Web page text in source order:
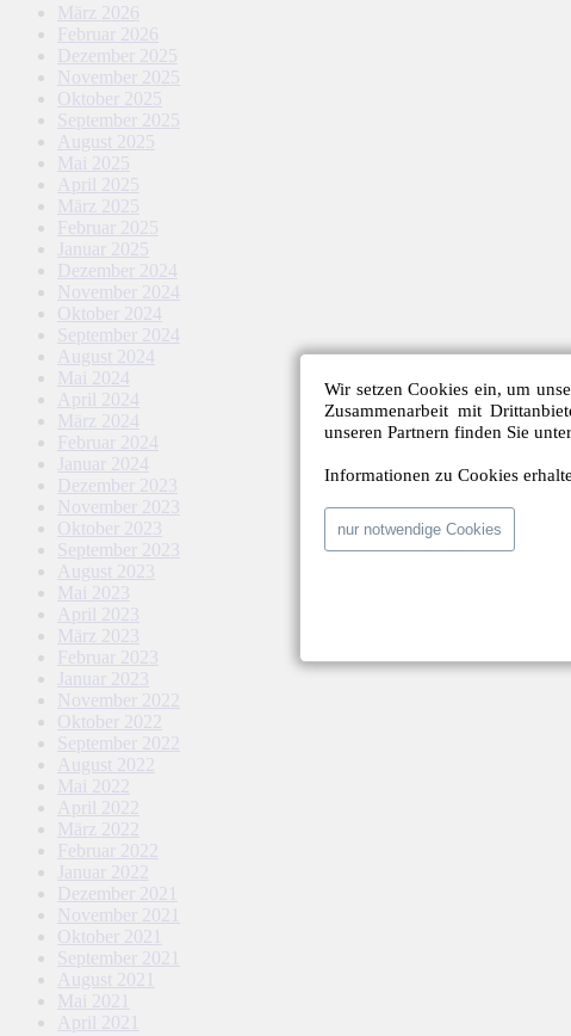
März 2026
Februar 2026
Dezember 2025
November 2025
Oktober 2025
September 2025
August 2025
Mai 2025
April 2025
März 2025
Februar 2025
Januar 2025
Dezember 2024
November 2024
Oktober 2024
September 2024
August 2024
Mai 2024
April 2024
März 2024
Februar 2024
Januar 2024
Dezember 2023
November 2023
Oktober 2023
September 2023
August 2023
Mai 2023
April 2023
März 2023
Februar 2023
Januar 2023
November 2022
Oktober 2022
September 2022
August 2022
Mai 2022
April 2022
März 2022
Februar 2022
Januar 2022
Dezember 2021
November 2021
Oktober 2021
September 2021
August 2021
Mai 2021
April 2021
Wir setzen Cookies ein, um
Zusammenarbeit mit
unseren Partnern finden Sie
Informationen zu Cookies
nur notwendige Cookies